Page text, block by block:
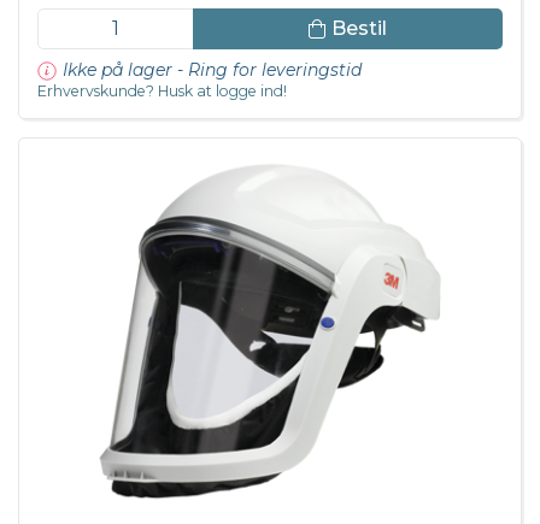
Bestil
Ikke på lager - Ring for leveringstid
Erhvervskunde? Husk at logge ind!